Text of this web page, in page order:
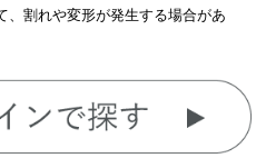
、割れや変形が発生する場合があ